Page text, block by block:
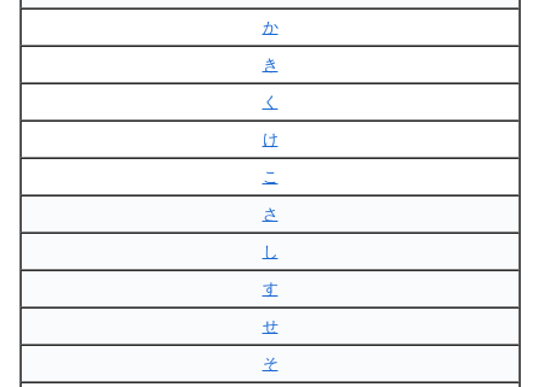
か
き
く
け
こ
さ
し
す
せ
そ